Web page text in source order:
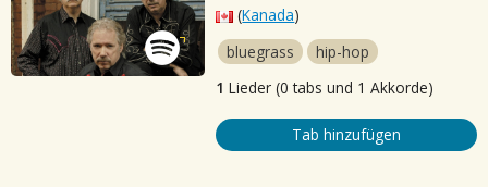
(Kanada)
bluegrass
hip-hop
1 Lieder (0 tabs und 1 Akkorde)
Tab hinzufügen